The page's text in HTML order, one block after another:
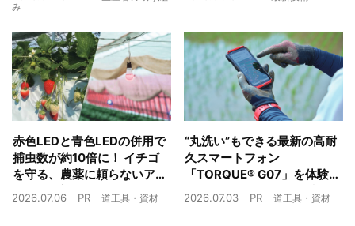
でサポート
み
複合環境制御装置が誕生
赤色LEDと青色LEDの併用で
捕虫数が約10倍に！ イチゴ
を守る、農薬に頼らないア
ザミウマ対策
2026.07.06 PR 道工具・資材
“丸洗い”もできる最新の高耐
久スマートフォン
「TORQUE® G07」を体験
農業現場の“スマホの弱点”を
2026.07.03 PR 道工具・資材